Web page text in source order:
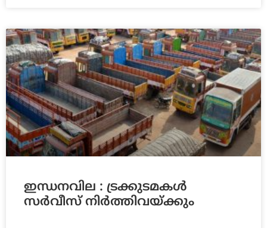
ഇന്ധനവില : ട്രക്കുടമകൾ
സർവീസ് നിർത്തിവയ്ക്കും